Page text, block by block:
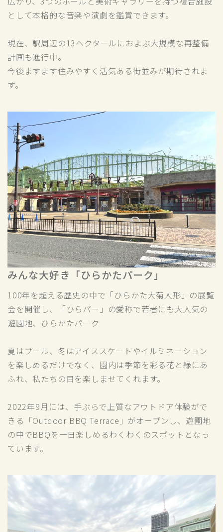
として本格的な音楽や演劇を鑑賞できます。
現在、駅周辺の13ヘクタールにおよぶ大規模な再整備
計画も進行中。
今後ますます住みやすく活気ある街並みが期待されま
す。
みんな大好き「ひらかたパーク」
100年を超える歴史の中で「ひらかた大菊人形」の展覧
会を開催し、「ひらパー」の愛称で若者にも大人気の
遊園地、ひらかたパーク
夏はプール、冬はアイススケートやイルミネーション
を楽しめるだけでなく、園内は季節を彩る花と緑にあ
ふれ、私たちの目を楽しませてくれます。
2022年9月には、手ぶらで上質なアウトドア体験がで
きる「Outdoor BBQ Terrace」がオープンし、遊園地
の中でBBQを一日楽しめるわくわくのスポットとなっ
ています。